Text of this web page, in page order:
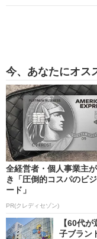
今、あなたにオス
全経営者・個人事業主
き「圧倒的コスパのビ
ード」
PR(クレディセゾン)
【60代
子ブラン